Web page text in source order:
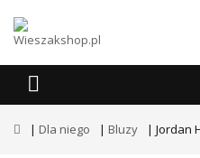
Dla niego Bluzy Jordan HOODIE -